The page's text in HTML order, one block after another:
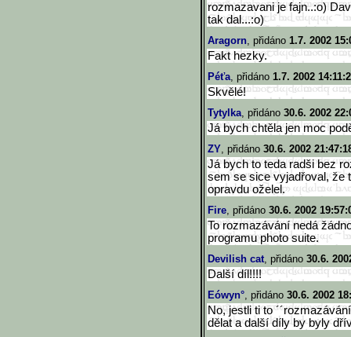
rozmazavani je fajn..:o)
tak dal...:o)
Aragorn, přidáno 1.7. 2002
Fakt hezky.
Péťa, přidáno 1.7. 2002
Skvělé!
Tytylka, přidáno 30.6. 2002
Já bych chtěla jen moc
ZY, přidáno 30.6. 2002
Já bych to teda radši bez
sem se sice vyjadřoval, že
opravdu oželel.
Fire, přidáno 30.6. 2002
To rozmazávání nedá
programu photo suite.
Devilish cat, přidáno 30.6.
Další díl!!!!
Eówyn°, přidáno 30.6. 2002
No, jestli ti to
dělat a další díly by byly